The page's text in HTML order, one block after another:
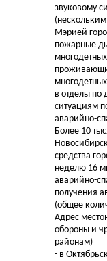
звуковому
Мэрией
пожарные
в отделы по
ситуациям
аварийно-
Более 10
средства
неделю 16
аварийно-
получения
(общее
Адрес
обороны и
районам)
- в